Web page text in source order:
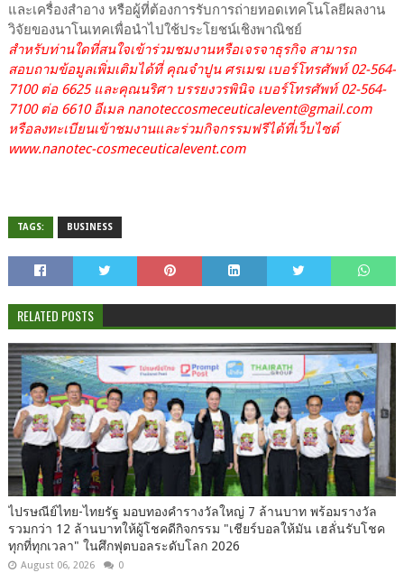
และเครื่องสำอาง หรือผู้ที่ต้องการรับการถ่ายทอดเทคโนโลยีผลงาน
วิจัยของนาโนเทคเพื่อนำไปใช้ประโยชน์เชิงพาณิชย์
สำหรับท่านใดที่สนใจเข้าร่วมชมงานหรือเจรจาธุรกิจ สามารถ
สอบถามข้อมูลเพิ่มเติมได้ที่ คุณจำปูน ศรเมฆ เบอร์โทรศัพท์ 02-564-
7100 ต่อ 6625 และคุณนริศา บรรยงวรพินิจ เบอร์โทรศัพท์ 02-564-
7100 ต่อ 6610 อีเมล nanoteccosmeceuticalevent@gmail.com
หรือลงทะเบียนเข้าชมงานและร่วมกิจกรรมฟรีได้ที่เว็บไซต์
www.nanotec-cosmeceuticalevent.com
TAGS: BUSINESS
RELATED POSTS
ไปรษณีย์ไทย-ไทยรัฐ มอบทองคำรางวัลใหญ่ 7 ล้านบาท พร้อมรางวัล
รวมกว่า 12 ล้านบาทให้ผู้โชคดีกิจกรรม "เชียร์บอลให้มัน เฮลั่นรับโชค
ทุกที่ทุกเวลา" ในศึกฟุตบอลระดับโลก 2026
August 06, 2026 0